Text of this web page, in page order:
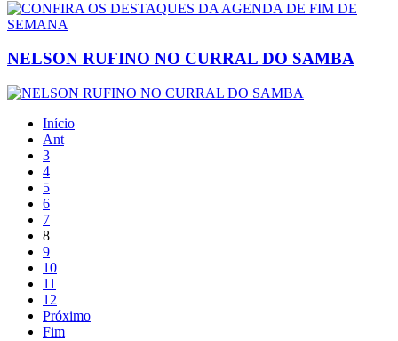
NELSON RUFINO NO CURRAL DO SAMBA
Início
Ant
3
4
5
6
7
8
9
10
11
12
Próximo
Fim